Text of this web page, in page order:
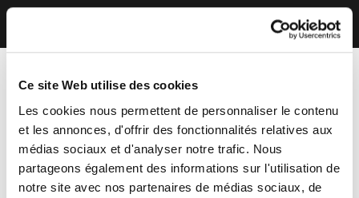
Ce site Web utilise des cookies
Les cookies nous permettent de personnaliser le contenu
et les annonces, d'offrir des fonctionnalités relatives aux
médias sociaux et d'analyser notre trafic. Nous
partageons également des informations sur l'utilisation de
notre site avec nos partenaires de médias sociaux, de